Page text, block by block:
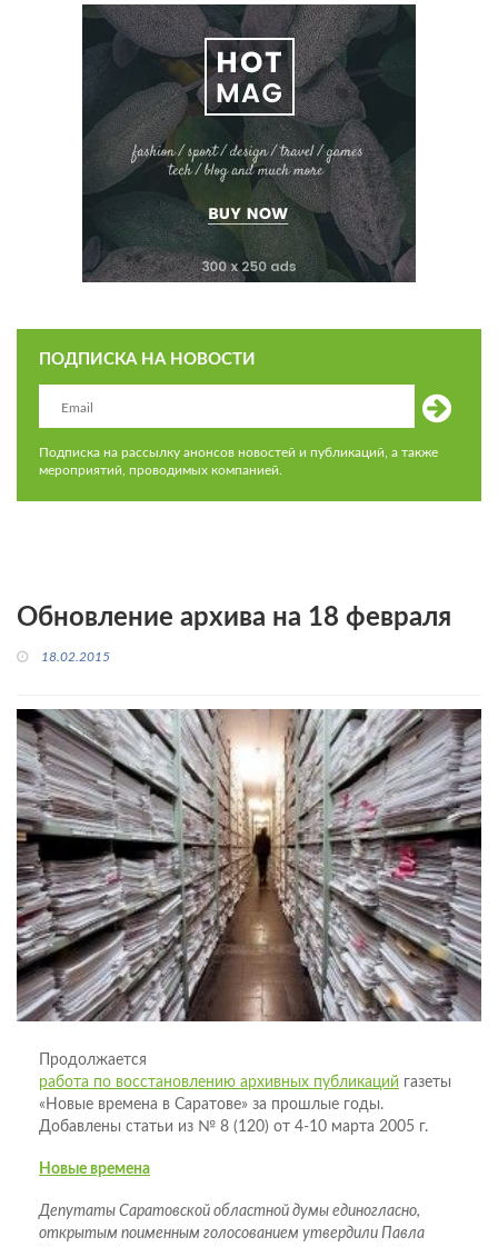
ПОДПИСКА НА НОВОСТИ
Подписка на рассылку анонсов новостей и публикаций, а также
мероприятий, проводимых компанией.
Обновление архива на 18 февраля
18.02.2015
Продолжается
работа по восстановлению архивных публикаций газеты
«Новые времена в Саратове» за прошлые годы.
Добавлены статьи из № 8 (120) от 4-10 марта 2005 г.
Новые времена
Депутаты Саратовской областной думы единогласно,
открытым поименным голосованием утвердили Павла